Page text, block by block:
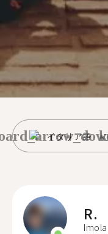
イタリア語
R.
Imola